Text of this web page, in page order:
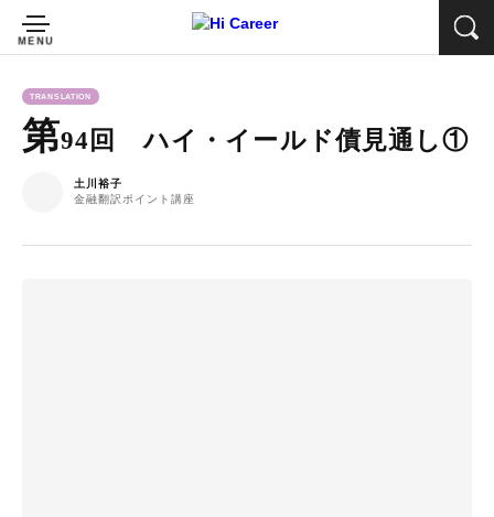
TRANSLATION
第94回 ハイ・イールド債見通し①
土川裕子
金融翻訳ポイント講座